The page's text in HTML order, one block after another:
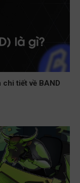
tiết về BAND